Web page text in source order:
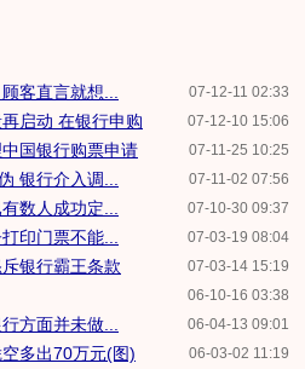
07-12-11 02:33
客直言就想...
07-12-10 15:06
启动 在银行申购
07-11-25 10:25
国银行购票申请
07-11-02 07:56
银行介入调...
07-10-30 09:37
数人成功定...
07-03-19 08:04
印门票不能...
07-03-14 15:19
银行霸王条款
06-10-16 03:38
06-04-13 09:01
方面并未做...
06-03-02 11:19
多出70万元(图)